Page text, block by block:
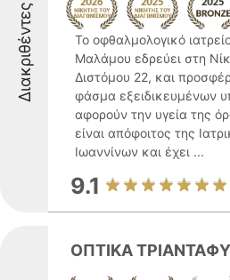
Διακριθέντες
Το οφθαλμολογικό
Μαλάμου εδρεύει στη
Διστόμου 22, και
φάσμα εξειδικευμένων
αφορούν την υγεία της
είναι απόφοιτος της
Ιωαννίνων και έχει ...
9.1
ΟΠΤΙΚΑ